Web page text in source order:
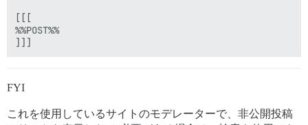
[[[
%%POST%%
FYI
これを使用しているサイトのモデレーターで、非公開投稿